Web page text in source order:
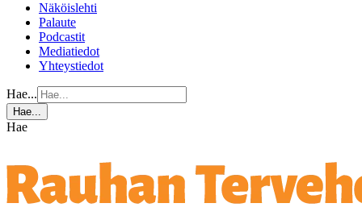
Näköislehti
Palaute
Podcastit
Mediatiedot
Yhteystiedot
Hae...
Hae...
Hae